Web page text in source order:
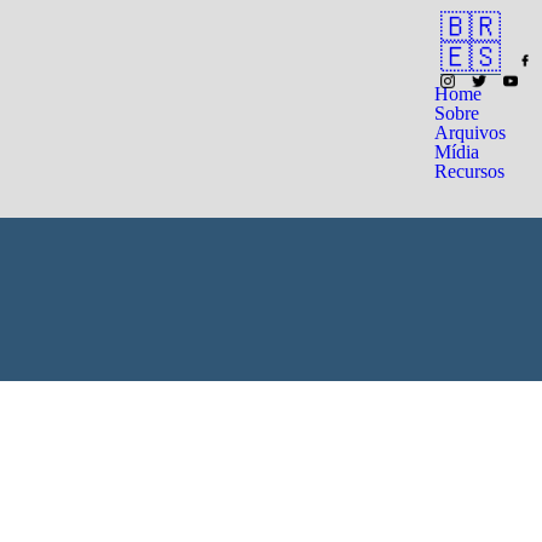
Home
Sobre
Arquivos
Mídia
Recursos
🇧🇷
🇪🇸